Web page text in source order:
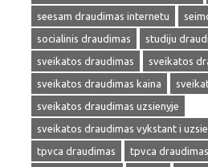
seesam draudimas internetu
socialinis draudimas
studiju
sveikatos draudimas
sveikatos
sveikatos draudimas kaina
sveikatos draudimas uzsienyje
sveikatos draudimas vykstant i
tpvca draudimas
tpvca